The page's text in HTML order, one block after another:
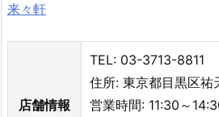
来々軒
店舗情報
TEL: 03-3713-8811
住所: 東京都目黒区
営業時間: 11:30～